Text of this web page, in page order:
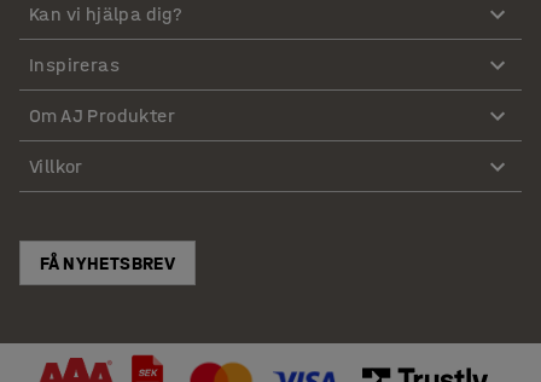
Kan vi hjälpa dig?
Inspireras
Om AJ Produkter
Villkor
FÅ NYHETSBREV